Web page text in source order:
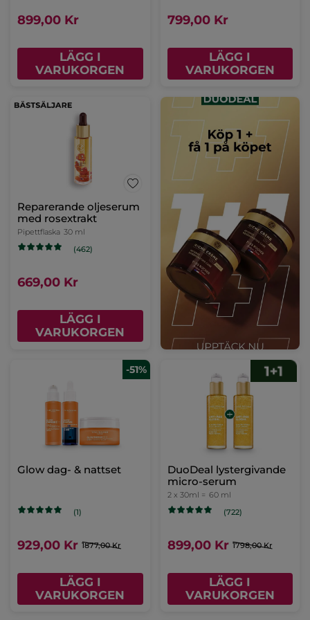
899,00 Kr
LÄGG I
VARUKORGEN
799,00 Kr
LÄGG I
VARUKORGEN
Reparerande oljeserum
med rosextrakt
Pipettflaska 30 ml
(462)
669,00 Kr
LÄGG I
VARUKORGEN
-51%
Glow dag- & nattset
(1)
929,00 Kr 1877,00 Kr
LÄGG I
VARUKORGEN
DuoDeal lystergivande
micro-serum
2 x 30ml = 60 ml
(722)
899,00 Kr 1798,00 Kr
LÄGG I
VARUKORGEN